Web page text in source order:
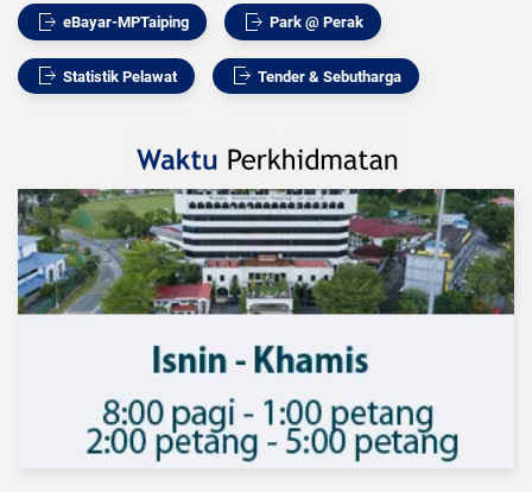
eBayar-MPTaiping Park @ Perak
Statistik Pelawat Tender & Sebutharga